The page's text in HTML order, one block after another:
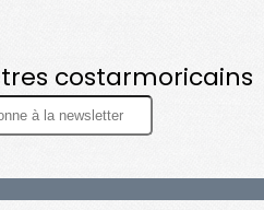
costarmoricains